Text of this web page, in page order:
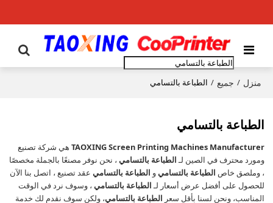
منزل / جميع / الطباعة بالتسامي
الطباعة بالتسامي
TAOXING Screen Printing Machines Manufacturer هي شركة تصنيع
ومورد محترف في الصين لـالطباعة بالتسامي ، نحن نوفر مصنعًا بالجملة مخصصًا
، وملصق خاص الطباعة بالتساميو الطباعة بالتسامي عقد تصنيع ، اتصل بنا الآن
للحصول على أفضل عرض أسعار لـالطباعة بالتسامي ، وسوف نرد في الوقت
المناسب، ونحن لسنا بأقل سعر الطباعة بالتسامي، ولكن سوف نقدم لك خدمة